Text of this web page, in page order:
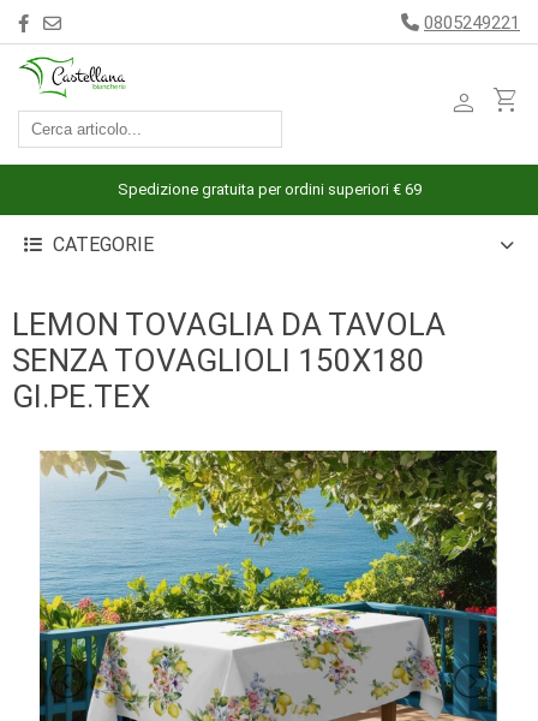
ACCESSORI
ARREDAMENTO
BIANCHERIA
CUCINA
INTIMO
PIGIAMERIA
BRAND
0805249221
person shopping_cart
Spedizione gratuita per ordini superiori € 69
CATEGORIE
LEMON TOVAGLIA DA TAVOLA
SENZA TOVAGLIOLI 150X180
GI.PE.TEX